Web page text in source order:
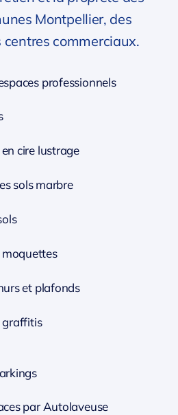
Montpellier, des
commerciaux.
professionnels
cire lustrage
sols marbre
et plafonds
graffitis
par Autolaveuse